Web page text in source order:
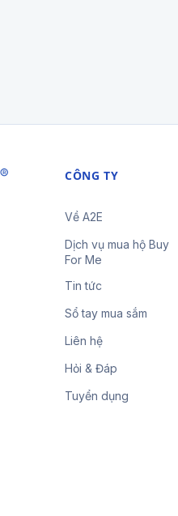
CÔNG TY
Về A2E
Dịch vụ mua hộ Buy
For Me
Tin tức
Sổ tay mua sắm
Liên hệ
Hỏi & Đáp
Tuyển dụng